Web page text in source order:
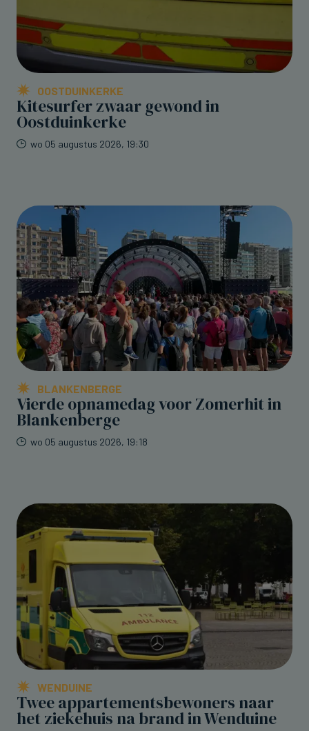
OOSTDUINKERKE
Kitesurfer zwaar gewond in
Oostduinkerke
wo 05 augustus 2026, 19:30
BLANKENBERGE
Vierde opnamedag voor Zomerhit in
Blankenberge
wo 05 augustus 2026, 19:18
WENDUINE
Twee appartementsbewoners naar
het ziekehuis na brand in Wenduine